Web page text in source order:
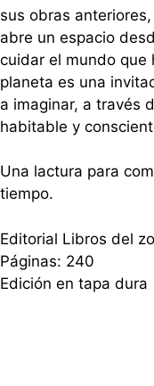
sus obras
abre un espacio
cuidar el mundo que
planeta es una
a imaginar, a través
habitable y
Una lactura para
tiempo.
Editorial Libros del
Páginas: 240
Edición en tapa dura